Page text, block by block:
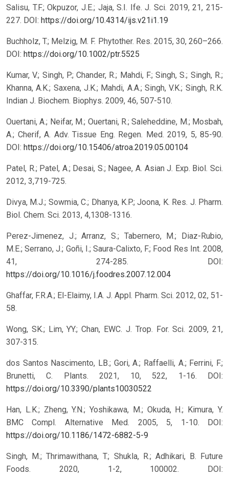
Salisu, T.F.; Okpuzor, J.E.; Jaja, S.I. Ife. J. Sci. 2019, 21, 215-
227. DOI: https://doi.org/10.4314/ijs.v21i1.19
Buchholz, T.; Melzig, M. F. Phytother. Res. 2015, 30, 260–266.
DOI: https://doi.org/10.1002/ptr.5525
Kumar, V.; Singh, P.; Chander, R.; Mahdi, F.; Singh, S.; Singh, R.;
Khanna, A.K.; Saxena, J.K.; Mahdi, A.A.; Singh, V.K.; Singh, R.K.
Indian J. Biochem. Biophys. 2009, 46, 507-510.
Ouertani, A.; Neifar, M.; Ouertani, R.; Saleheddine, M.; Mosbah,
A.; Cherif, A. Adv. Tissue Eng. Regen. Med. 2019, 5, 85-90.
DOI: https://doi.org/10.15406/atroa.2019.05.00104
Patel, R.; Patel, A.; Desai, S.; Nagee, A. Asian J. Exp. Biol. Sci.
2012, 3,719-725.
Divya, M.J.; Sowmia, C.; Dhanya, K.P.; Joona, K. Res. J. Pharm.
Biol. Chem. Sci. 2013, 4,1308-1316.
Perez-Jimenez, J.; Arranz, S.; Tabernero, M.; Diaz-Rubio,
M.E.; Serrano, J.; Goñi, I.; Saura-Calixto, F.; Food Res Int. 2008,
41, 274-285. DOI:
https://doi.org/10.1016/j.foodres.2007.12.004
Ghaffar, F.R.A.; El-Elaimy, I.A. J. Appl. Pharm. Sci. 2012, 02, 51-
58.
Wong, SK.; Lim, YY.; Chan, EWC. J. Trop. For. Sci. 2009, 21,
307-315.
dos Santos Nascimento, LB.; Gori, A.; Raffaelli, A.; Ferrini, F.;
Brunetti, C. Plants. 2021, 10, 522, 1-16. DOI:
https://doi.org/10.3390/plants10030522
Han, L.K.; Zheng, Y.N.; Yoshikawa, M.; Okuda, H.; Kimura, Y.
BMC Compl. Alternative Med. 2005, 5, 1-10. DOI:
https://doi.org/10.1186/1472-6882-5-9
Singh, M.; Thrimawithana, T.; Shukla, R.; Adhikari, B. Future
Foods. 2020, 1-2, 100002. DOI: